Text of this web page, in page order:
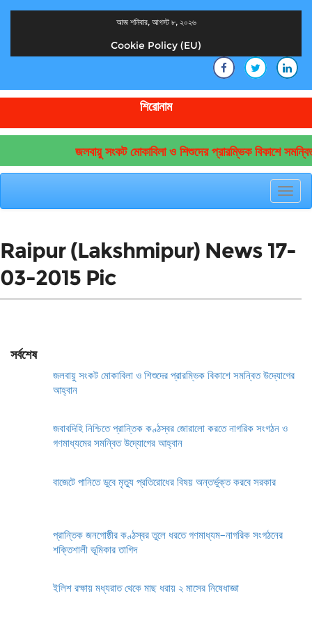
আজ শনিবার, আগস্ট ৮, ২০২৬
Cookie Policy (EU)
শিরোনাম
জলবায়ু সংকট মোকাবিলা ও শিশুদের প্রারম্ভিক বিকাশে
Raipur (Lakshmipur) News 17-
03-2015 Pic
সর্বশেষ
জলবায়ু সংকট মোকাবিলা ও শিশুদের প্রারম্ভিক বিকাশে সমন্বিত উদ্যোগের
আহ্বান
জবাবদিহি নিশ্চিতে প্রান্তিক কণ্ঠস্বর জোরালো করতে নাগরিক সংগঠন ও
গণমাধ্যমের সমন্বিত উদ্যোগের আহ্বান
বাজেটে পানিতে ডুবে মৃত্যু প্রতিরোধের বিষয় অন্তর্ভুক্ত করবে সরকার
প্রান্তিক জনগোষ্ঠীর কণ্ঠস্বর তুলে ধরতে গণমাধ্যম–নাগরিক সংগঠনের
শক্তিশালী ভূমিকার তাগিদ
ইলিশ রক্ষায় মধ্যরাত থেকে মাছ ধরায় ২ মাসের নিষেধাজ্ঞা